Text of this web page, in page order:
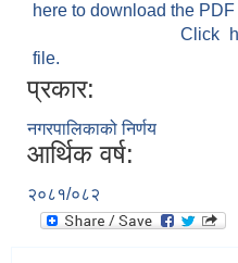
here to download the PDF
Click
file.
प्रकार:
नगरपालिकाको निर्णय
आर्थिक वर्ष:
२०८१/०८२